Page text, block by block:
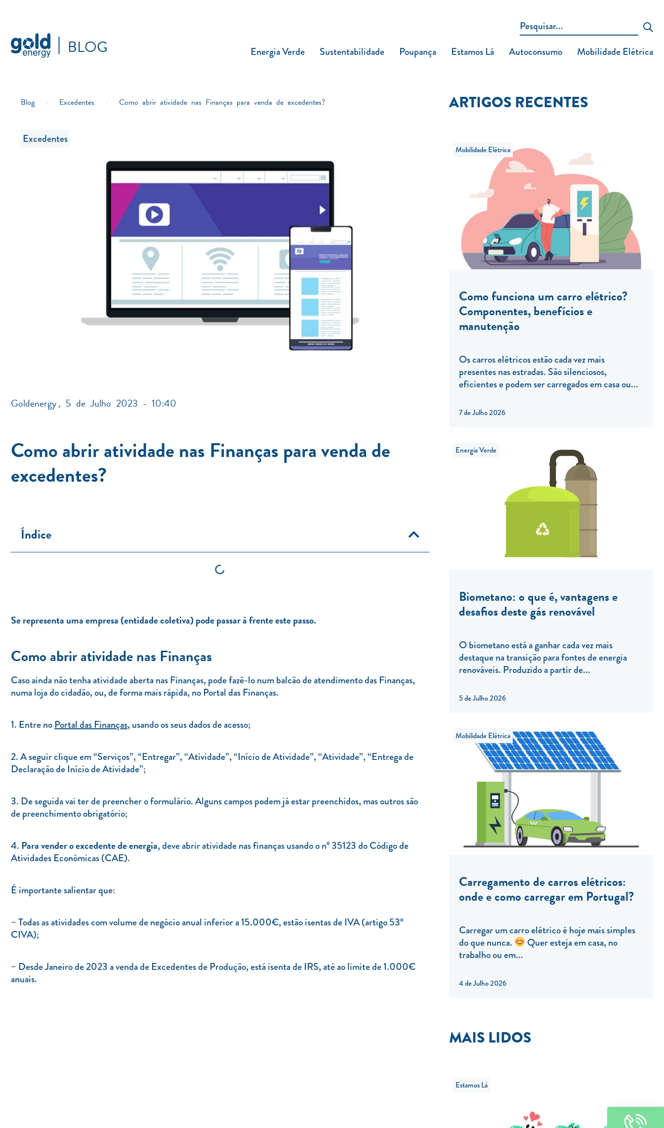
BLOG Energia Verde Sustentabilidade Poupança Estamos Lá Autoconsumo Mobilidade Elétrica
Blog › Excedentes › Como abrir atividade nas Finanças para venda de excedentes?
Excedentes
Goldenergy 5 de Julho 2023 - 10:40
Como abrir atividade nas Finanças para venda de
excedentes?
Índice
Se representa uma empresa (entidade coletiva) pode passar à frente este passo.
Como abrir atividade nas Finanças
Caso ainda não tenha atividade aberta nas Finanças, pode fazê-lo num balcão de atendimento das Finanças,
numa loja do cidadão, ou, de forma mais rápida, no Portal das Finanças.
1. Entre noPortal das Finanças, usando os seus dados de acesso;
2. A seguir clique em “Serviços”, “Entregar”, “Atividade”, “Início de Atividade”, “Atividade”, “Entrega de
Declaração de Início de Atividade”;
3. De seguida vai ter de preencher o formulário. Alguns campos podem já estar preenchidos, mas outros são
de preenchimento obrigatório;
4. Para vender o excedente de energia, deve abrir atividade nas finanças usando o nº 35123 do Código de
Atividades Económicas (CAE).
É importante salientar que:
– Todas as atividades com volume de negócio anual inferior a 15.000€, estão isentas de IVA (artigo 53º
CIVA);
– Desde Janeiro de 2023 a venda de Excedentes de Produção, está isenta de IRS, até ao limite de 1.000€
anuais.
ARTIGOS RECENTES
7 de Julho 2026
Mobilidade Elétrica
Como funciona um carro elétrico?
Componentes, benefícios e
manutenção
Os carros elétricos estão cada vez mais
presentes nas estradas. São silenciosos,
eficientes e podem ser carregados em casa ou...
5 de Julho 2026
Energia Verde
Biometano: o que é, vantagens e
desafios deste gás renovável
O biometano está a ganhar cada vez mais
destaque na transição para fontes de energia
renováveis. Produzido a partir de...
4 de Julho 2026
Mobilidade Elétrica
Carregamento de carros elétricos:
onde e como carregar em Portugal?
Carregar um carro elétrico é hoje mais simples
do que nunca.
Quer esteja em casa, no
trabalho ou em...
MAIS LIDOS
Estamos Lá